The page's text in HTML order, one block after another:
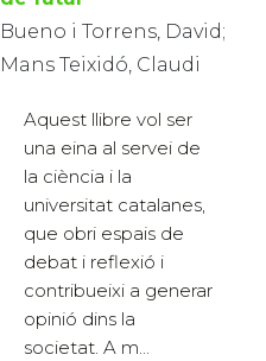
Bueno i Torrens, David;
Mans Teixidó, Claudi
Aquest llibre vol ser
una eina al servei de
la ciència i la
universitat catalanes,
que obri espais de
debat i reflexió i
contribueixi a generar
opinió dins la
societat. A m...